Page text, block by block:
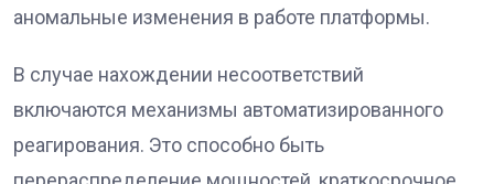
аномальные изменения в работе платформы.
В случае нахождении несоответствий
включаются механизмы автоматизированного
реагирования. Это способно быть